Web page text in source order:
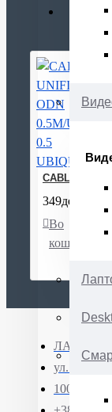
CABLE UNIFI
349ден.
Во
кошничка
ЛАПТОП
ул.
1000